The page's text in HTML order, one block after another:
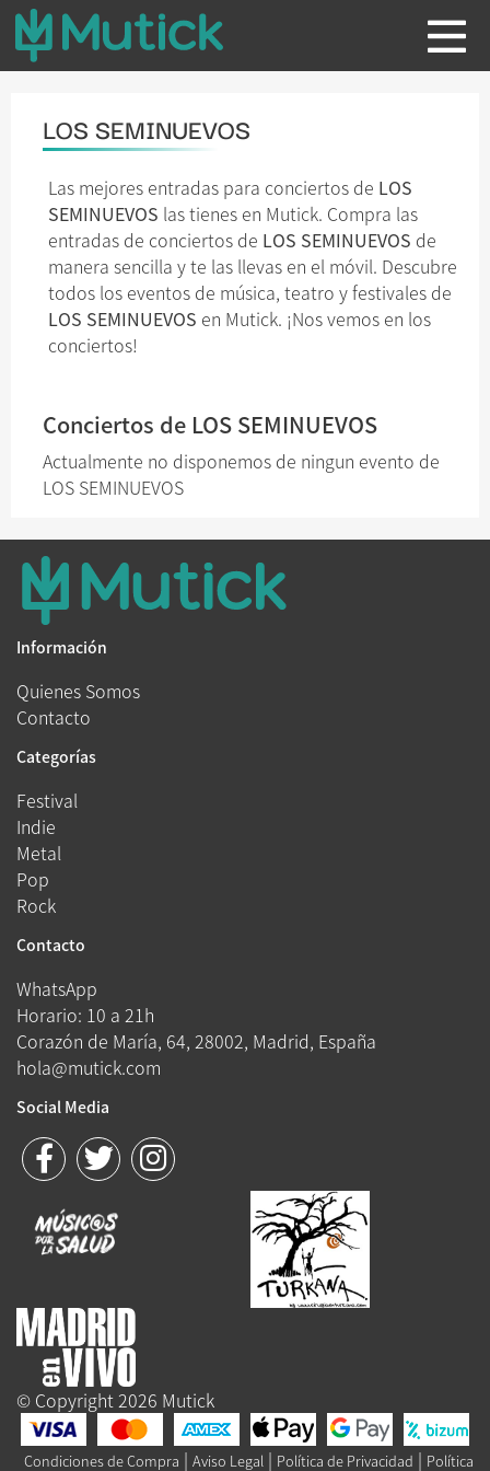
LOS SEMINUEVOS
Las mejores entradas para conciertos de LOS
SEMINUEVOS las tienes en Mutick. Compra las
entradas de conciertos de LOS SEMINUEVOS de
manera sencilla y te las llevas en el móvil. Descubre
todos los eventos de música, teatro y festivales de
LOS SEMINUEVOS en Mutick. ¡Nos vemos en los
conciertos!
Conciertos de LOS SEMINUEVOS
Actualmente no disponemos de ningun evento de
LOS SEMINUEVOS
Información
Quienes Somos
Contacto
Categorías
Festival
Indie
Metal
Pop
Rock
Contacto
WhatsApp
Horario: 10 a 21h
Corazón de María, 64, 28002, Madrid, España
hola@mutick.com
Social Media
© Copyright 2026 Mutick
Condiciones de Compra | Aviso Legal | Política de Privacidad | Política